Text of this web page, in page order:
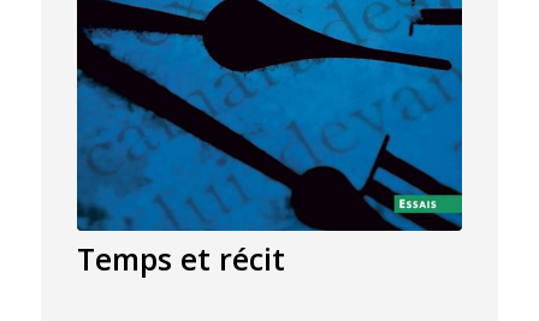
Temps et récit